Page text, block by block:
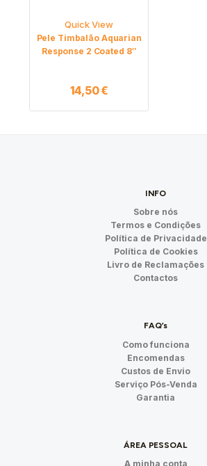
Quick View
Pele Timbalão Aquarian
Response 2 Coated 8″
14,50€
INFO
Sobre nós
Termos e Condições
Política de Privacidade
Política de Cookies
Livro de Reclamações
Contactos
FAQ’s
Como funciona
Encomendas
Custos de Envio
Serviço Pós-Venda
Garantia
ÁREA PESSOAL
A minha conta